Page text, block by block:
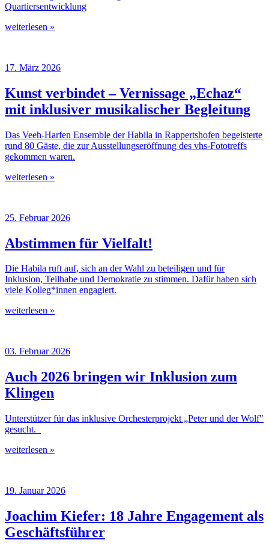
Quartiersentwicklung
weiterlesen »
17. März 2026
Kunst verbindet – Vernissage „Echaz“
mit inklusiver musikalischer Begleitung
Das Veeh-Harfen Ensemble der Habila in Rappertshofen begeisterte
rund 80 Gäste, die zur Ausstellungseröffnung des vhs-Fototreffs
gekommen waren.
weiterlesen »
25. Februar 2026
Abstimmen für Vielfalt!
Die Habila ruft auf, sich an der Wahl zu beteiligen und für
Inklusion, Teilhabe und Demokratie zu stimmen. Dafür haben sich
viele Kolleg*innen engagiert.
weiterlesen »
03. Februar 2026
Auch 2026 bringen wir Inklusion zum
Klingen
Unterstützer für das inklusive Orchesterprojekt „Peter und der Wolf"
gesucht.
weiterlesen »
19. Januar 2026
Joachim Kiefer: 18 Jahre Engagement als
Geschäftsführer